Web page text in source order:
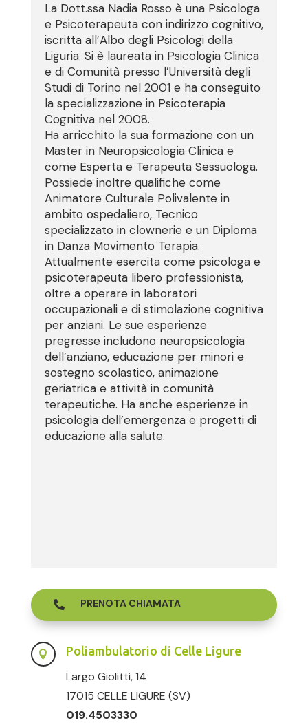
La Dott.ssa Nadia Rosso è una Psicologa
e Psicoterapeuta con indirizzo cognitivo,
iscritta all’Albo degli Psicologi della
Liguria. Si è laureata in Psicologia Clinica
e di Comunità presso l’Università degli
Studi di Torino nel 2001 e ha conseguito
la specializzazione in Psicoterapia
Cognitiva nel 2008.
Ha arricchito la sua formazione con un
Master in Neuropsicologia Clinica e
come Esperta e Terapeuta Sessuologa.
Possiede inoltre qualifiche come
Animatore Culturale Polivalente in
ambito ospedaliero, Tecnico
specializzato in clownerie e un Diploma
in Danza Movimento Terapia.
Attualmente esercita come psicologa e
psicoterapeuta libero professionista,
oltre a operare in laboratori
occupazionali e di stimolazione cognitiva
per anziani. Le sue esperienze
pregresse includono neuropsicologia
dell’anziano, educazione per minori e
sostegno scolastico, animazione
geriatrica e attività in comunità
terapeutiche. Ha anche esperienze in
psicologia dell’emergenza e progetti di
educazione alla salute.
 PRENOTA CHIAMATA
 Poliambulatorio di Celle Ligure
Largo Giolitti, 14
17015 CELLE LIGURE (SV)
019.4503330